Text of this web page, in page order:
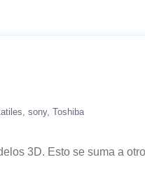
sony Toshiba
3D. Esto se suma a